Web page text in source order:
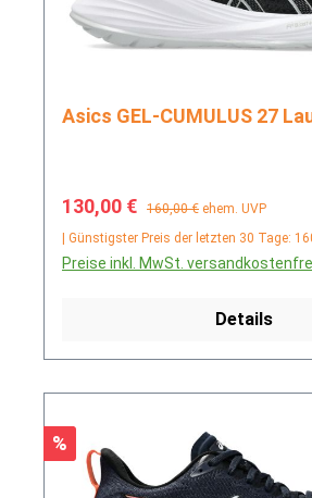
Asics GEL-CUMULUS 27
Verkaufspreis:
130,00 € Regulärer Preis:
160,00 € ehem. UVP
| Günstigster Preis der letzten 30 Tage:
Preise inkl. MwSt.
Details
Rabatt
%